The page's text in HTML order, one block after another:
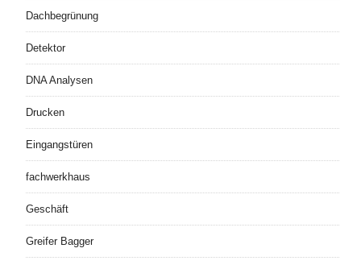
Dachbegrünung
Detektor
DNA Analysen
Drucken
Eingangstüren
fachwerkhaus
Geschäft
Greifer Bagger